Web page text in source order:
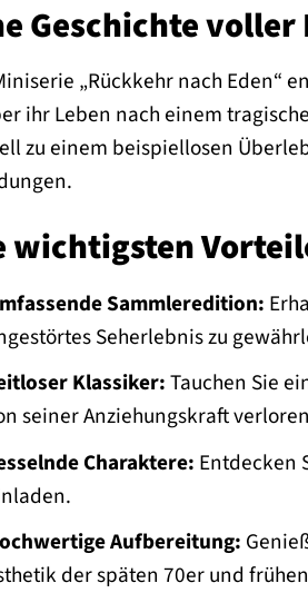
Geschichte
„Rückkehr nach Eden“
ihr Leben nach einem
zu einem beispiellosen
wichtigsten
Sammleredition:
Seherlebnis zu
Klassiker:Tauchen Sie
seiner Anziehungskraft
Charaktere: Entdecken
Aufbereitung:
der späten 70er und